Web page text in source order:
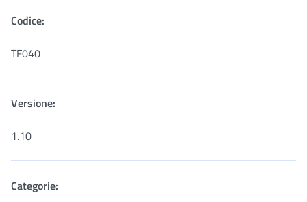
Codice:
TF040
Versione:
1.10
Categorie: